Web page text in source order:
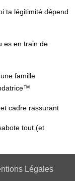
ta légitimité dépend
es en train de
famille
cadre rassurant
tout (et
Légales